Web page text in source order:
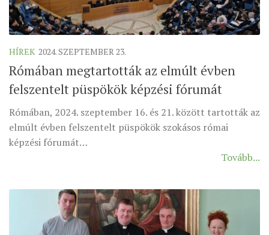
LELKIPÁSZTOROK
SZERZETESRENDEK
IN MEMORIAM
PLÉBÁNIÁK
ÉSZAKI ESPERESSÉG
KÖZPONTI ESPERESSÉG
DÉLI ESPERESSÉG
SZINÓDUS
ORGANIGRAMMA
HÍREK 2024. SZEPTEMBER 23.
Rómában megtartották az elmúlt évben
felszentelt püspökök képzési fórumát
Rómában, 2024. szeptember 16. és 21. között tartották az
elmúlt évben felszentelt püspökök szokásos római
képzési fórumát…
Tovább...